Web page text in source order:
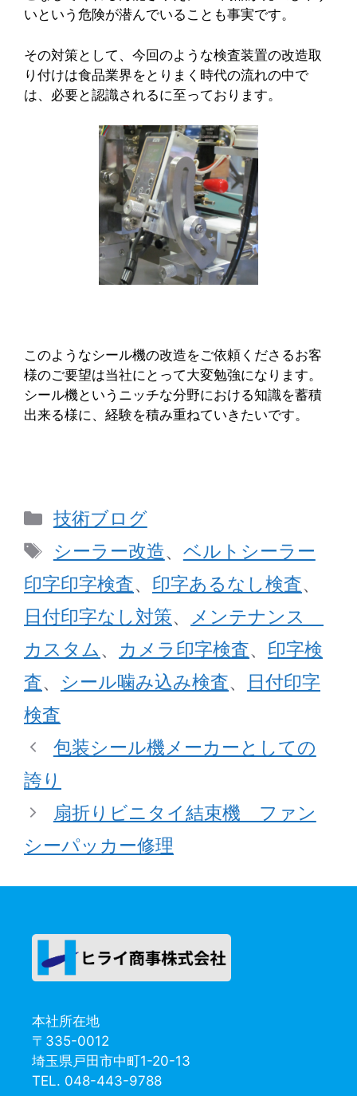
いという危険が潜んでいることも事実です。
その対策として、今回のような検査装置の改造取
り付けは食品業界をとりまく時代の流れの中で
は、必要と認識されるに至っております。
このようなシール機の改造をご依頼くださるお客
様のご要望は当社にとって大変勉強になります。
シール機というニッチな分野における知識を蓄積
出来る様に、経験を積み重ねていきたいです。
カ
テ
ゴ
リ
ー
技術ブログ
タ
グ
シーラー改造、 ベルトシーラー
印字印字検査、 印字あるなし検査、
日付印字なし対策、
メンテナンス
カスタム、 カメラ印字検査、 印字検
査、 シール噛み込み検査、
日付印字
検査
包装シール機メーカーとしての
誇り
扇折りビニタイ結束機 ファン
シーパッカー修理
本社所在地
〒335-0012
埼玉県戸田市中町1-20-13
TEL. 048-443-9788